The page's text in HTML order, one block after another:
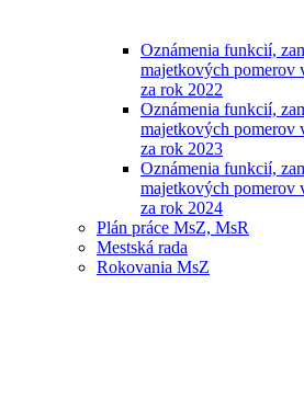
Oznámenia funkcií,
majetkových pomerov
za rok 2022
Oznámenia funkcií,
majetkových pomerov
za rok 2023
Oznámenia funkcií,
majetkových pomerov
za rok 2024
Plán práce MsZ, MsR
Mestská rada
Rokovania MsZ